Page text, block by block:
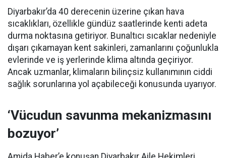
Diyarbakır’da 40 derecenin üzerine çıkan hava
sıcaklıkları, özellikle gündüz saatlerinde kenti adeta
durma noktasına getiriyor. Bunaltıcı sıcaklar nedeniyle
dışarı çıkamayan kent sakinleri, zamanlarını çoğunlukla
evlerinde ve iş yerlerinde klima altında geçiriyor.
Ancak uzmanlar, klimaların bilinçsiz kullanımının ciddi
sağlık sorunlarına yol açabileceği konusunda uyarıyor.
‘Vücudun savunma mekanizmasını
bozuyor’